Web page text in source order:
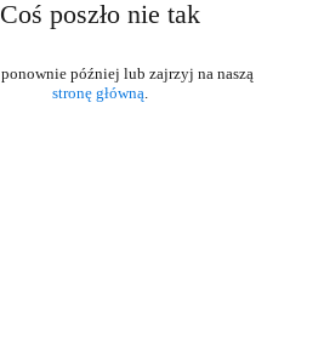
Coś poszło nie tak
stronę główną.